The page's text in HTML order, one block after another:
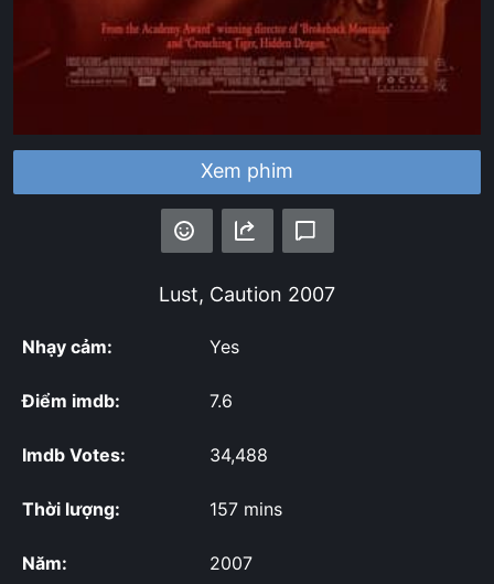
Xem phim
Lust, Caution 2007
Nhạy cảm: Yes
Điểm imdb: 7.6
Imdb Votes: 34,488
Thời lượng: 157 mins
Năm: 2007